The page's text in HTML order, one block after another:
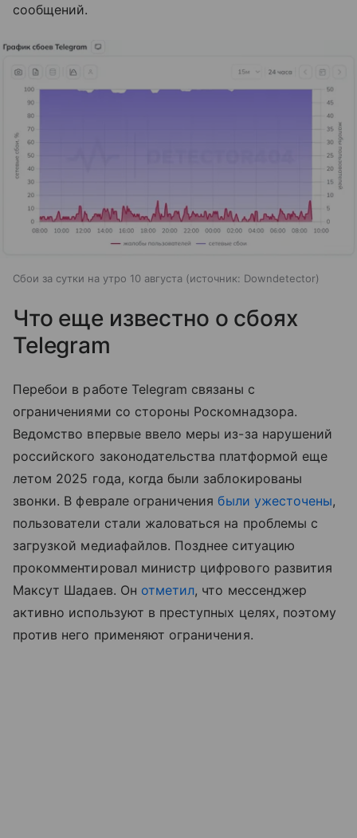
сообщений.
Сбои за сутки на утро 10 августа источник: Downdetector
Что еще известно о сбоях
Telegram
Перебои в работе Telegram связаны с
ограничениями со стороны Роскомнадзора.
Ведомство впервые ввело меры из-за нарушений
российского законодательства платформой еще
летом 2025 года, когда были заблокированы
звонки. В феврале ограничениябыли ужесточены,
пользователи стали жаловаться на проблемы с
загрузкой медиафайлов. Позднее ситуацию
прокомментировал министр цифрового развития
Максут Шадаев. Он отметил, что мессенджер
активно используют в преступных целях, поэтому
против него применяют ограничения.